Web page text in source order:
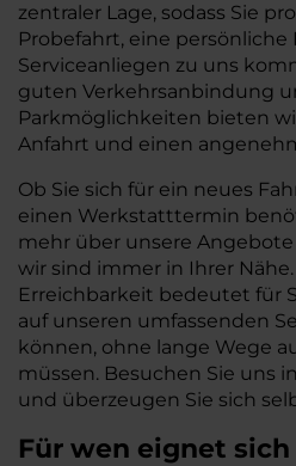
zentraler Lage, sodass Sie
Probefahrt, eine
Serviceanliegen zu uns
guten Verkehrsanbindung
Parkmöglichkeiten bieten
Anfahrt und einen
Ob Sie sich für ein neues
einen Werkstatttermin
mehr über unsere
wir sind immer in Ihrer
Erreichbarkeit bedeutet für
auf unseren umfassenden
können, ohne lange Wege
müssen. Besuchen Sie uns
und überzeugen Sie sich
Für wen eignet sich